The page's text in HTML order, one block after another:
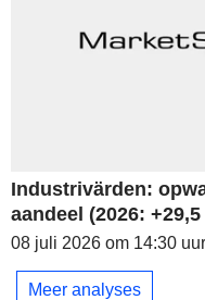
Industrivärden:
aandeel (2026:
08 juli 2026 om 14:30 uur
Meer analyses